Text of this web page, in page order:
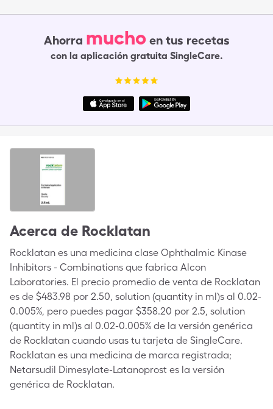
Ahorra mucho en tus recetas
con la aplicación gratuita SingleCare.
Acerca de Rocklatan
Rocklatan es una medicina clase Ophthalmic Kinase
Inhibitors - Combinations que fabrica Alcon
Laboratories. El precio promedio de venta de Rocklatan
es de $483.98 por 2.50, solution (quantity in ml)s al 0.02-
0.005%, pero puedes pagar $358.20 por 2.5, solution
(quantity in ml)s al 0.02-0.005% de la versión genérica
de Rocklatan cuando usas tu tarjeta de SingleCare.
Rocklatan es una medicina de marca registrada;
Netarsudil Dimesylate-Latanoprost es la versión
genérica de Rocklatan.